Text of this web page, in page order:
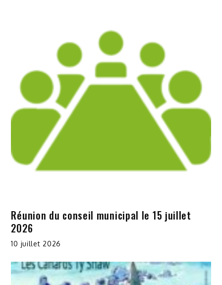
Réunion du conseil municipal le 15 juillet
2026
10 juillet 2026